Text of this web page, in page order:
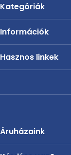
Kategóriák
Információk
Hasznos linkek
Áruházaink